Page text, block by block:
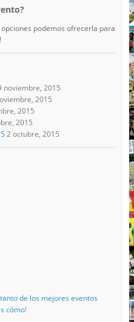
podemos ofrecerla para
noviembre, 2015
2015
2015
2015
2 octubre, 2015
de los mejores eventos
cómo!